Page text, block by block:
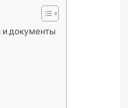
и документы